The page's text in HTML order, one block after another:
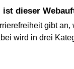
ist dieser
gibt an,
wird in drei